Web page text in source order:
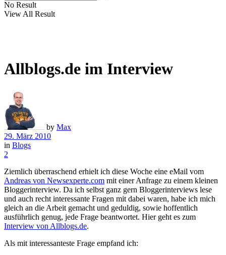
No Result
View All Result
Allblogs.de im Interview
by Max
29. März 2010
in Blogs
2
Ziemlich überraschend erhielt ich diese Woche eine eMail vom
Andreas von Newsexperte.com mit einer Anfrage zu einem kleinen
Bloggerinterview. Da ich selbst ganz gern Bloggerinterviews lese
und auch recht interessante Fragen mit dabei waren, habe ich mich
gleich an die Arbeit gemacht und geduldig, sowie hoffentlich
ausführlich genug, jede Frage beantwortet. Hier geht es zum
Interview von Allblogs.de.
Als mit interessanteste Frage empfand ich: